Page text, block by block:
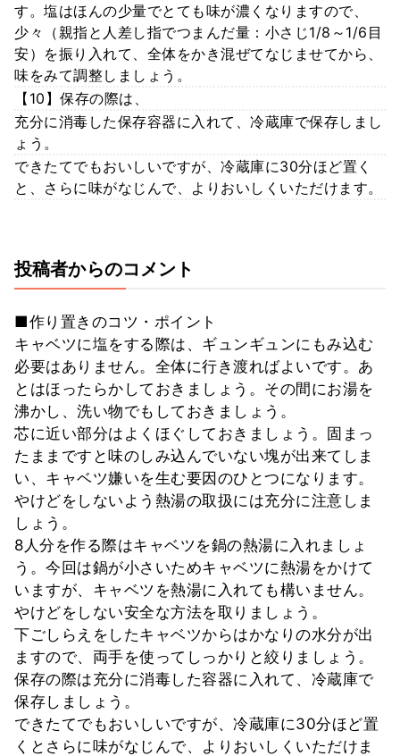
す。塩はほんの少量でとても味が濃くなりますので、
少々（親指と人差し指でつまんだ量：小さじ1/8～1/6目
安）を振り入れて、全体をかき混ぜてなじませてから、
味をみて調整しましょう。
【10】保存の際は、
充分に消毒した保存容器に入れて、冷蔵庫で保存しまし
ょう。
できたてでもおいしいですが、冷蔵庫に30分ほど置く
と、さらに味がなじんで、よりおいしくいただけます。
投稿者からのコメント
■作り置きのコツ・ポイント
キャベツに塩をする際は、ギュンギュンにもみ込む
必要はありません。全体に行き渡ればよいです。あ
とはほったらかしておきましょう。その間にお湯を
沸かし、洗い物でもしておきましょう。
芯に近い部分はよくほぐしておきましょう。固まっ
たままですと味のしみ込んでいない塊が出来てしま
い、キャベツ嫌いを生む要因のひとつになります。
やけどをしないよう熱湯の取扱には充分に注意しま
しょう。
8人分を作る際はキャベツを鍋の熱湯に入れましょ
う。今回は鍋が小さいためキャベツに熱湯をかけて
いますが、キャベツを熱湯に入れても構いません。
やけどをしない安全な方法を取りましょう。
下ごしらえをしたキャベツからはかなりの水分が出
ますので、両手を使ってしっかりと絞りましょう。
保存の際は充分に消毒した容器に入れて、冷蔵庫で
保存しましょう。
できたてでもおいしいですが、冷蔵庫に30分ほど置
くとさらに味がなじんで、よりおいしくいただけま